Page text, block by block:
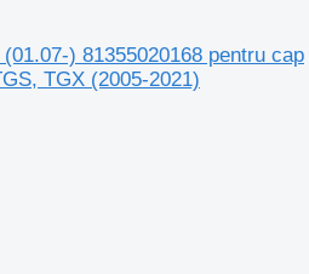
) 81355020168 pentru cap
TGX (2005-2021)